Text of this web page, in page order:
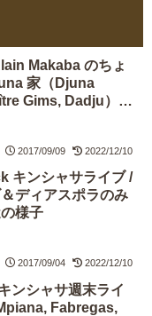
Makaba のちょ
家（Djuna
Gims, Dadju）新
2017/09/09 2022/12/10
キンシャサライブ /
ディアスポラのみ
様子
2017/09/04 2022/12/10
ンシャサ週末ライ
Fabregas,